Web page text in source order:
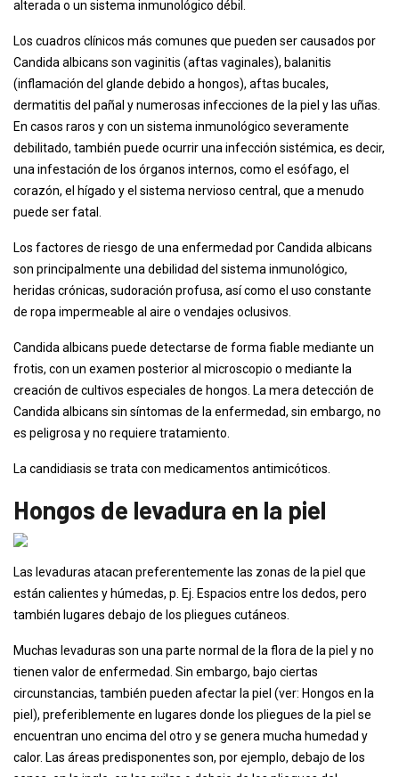
alterada o un sistema inmunológico débil.
Los cuadros clínicos más comunes que pueden ser causados ​​por
Candida albicans son vaginitis (aftas vaginales), balanitis
(inflamación del glande debido a hongos), aftas bucales,
dermatitis del pañal y numerosas infecciones de la piel y las uñas.
En casos raros y con un sistema inmunológico severamente
debilitado, también puede ocurrir una infección sistémica, es decir,
una infestación de los órganos internos, como el esófago, el
corazón, el hígado y el sistema nervioso central, que a menudo
puede ser fatal.
Los factores de riesgo de una enfermedad por Candida albicans
son principalmente una debilidad del sistema inmunológico,
heridas crónicas, sudoración profusa, así como el uso constante
de ropa impermeable al aire o vendajes oclusivos.
Candida albicans puede detectarse de forma fiable mediante un
frotis, con un examen posterior al microscopio o mediante la
creación de cultivos especiales de hongos. La mera detección de
Candida albicans sin síntomas de la enfermedad, sin embargo, no
es peligrosa y no requiere tratamiento.
La candidiasis se trata con medicamentos antimicóticos.
Hongos de levadura en la piel
Las levaduras atacan preferentemente las zonas de la piel que
están calientes y húmedas, p. Ej. Espacios entre los dedos, pero
también lugares debajo de los pliegues cutáneos.
Muchas levaduras son una parte normal de la flora de la piel y no
tienen valor de enfermedad. Sin embargo, bajo ciertas
circunstancias, también pueden afectar la piel (ver: Hongos en la
piel), preferiblemente en lugares donde los pliegues de la piel se
encuentran uno encima del otro y se genera mucha humedad y
calor. Las áreas predisponentes son, por ejemplo, debajo de los